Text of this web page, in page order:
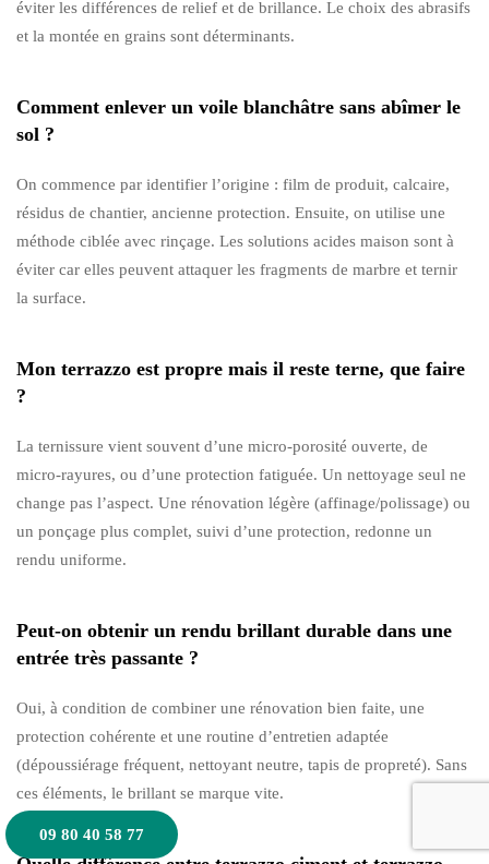
éviter les différences de relief et de brillance. Le choix des abrasifs
et la montée en grains sont déterminants.
Comment enlever un voile blanchâtre sans abîmer le
sol ?
On commence par identifier l’origine : film de produit, calcaire,
résidus de chantier, ancienne protection. Ensuite, on utilise une
méthode ciblée avec rinçage. Les solutions acides maison sont à
éviter car elles peuvent attaquer les fragments de marbre et ternir
la surface.
Mon terrazzo est propre mais il reste terne, que faire
?
La ternissure vient souvent d’une micro-porosité ouverte, de
micro-rayures, ou d’une protection fatiguée. Un nettoyage seul ne
change pas l’aspect. Une rénovation légère (affinage/polissage) ou
un ponçage plus complet, suivi d’une protection, redonne un
rendu uniforme.
Peut-on obtenir un rendu brillant durable dans une
entrée très passante ?
Oui, à condition de combiner une rénovation bien faite, une
protection cohérente et une routine d’entretien adaptée
(dépoussiérage fréquent, nettoyant neutre, tapis de propreté). Sans
ces éléments, le brillant se marque vite.
09 80 40 58 77